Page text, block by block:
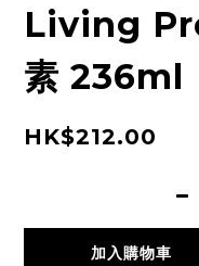
Living
素 236ml
HK$212.00
加入購物車